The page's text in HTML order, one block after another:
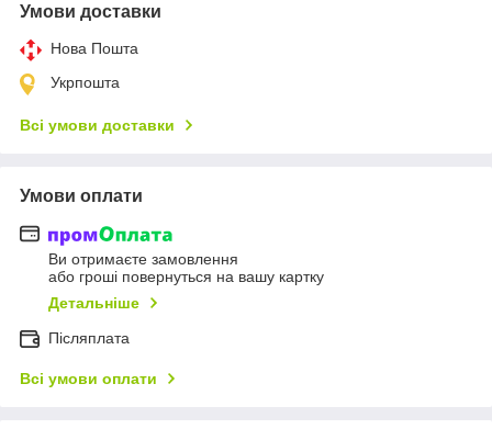
Умови доставки
Нова Пошта
Укрпошта
Всі умови доставки
Умови оплати
Ви отримаєте замовлення
або гроші повернуться на вашу картку
Детальніше
Післяплата
Всі умови оплати